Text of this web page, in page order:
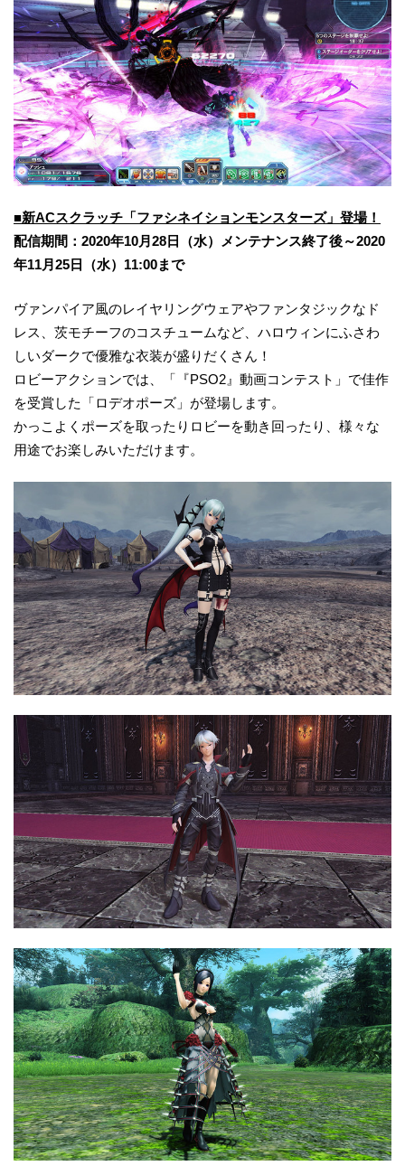
■新ACスクラッチ「ファシネイションモンスターズ」登場！
配信期間：2020年10月28日（水）メンテナンス終了後～2020
年11月25日（水）11:00まで
ヴァンパイア風のレイヤリングウェアやファンタジックなド
レス、茨モチーフのコスチュームなど、ハロウィンにふさわ
しいダークで優雅な衣装が盛りだくさん！
ロビーアクションでは、「『PSO2』動画コンテスト」で佳作
を受賞した「ロデオポーズ」が登場します。
かっこよくポーズを取ったりロビーを動き回ったり、様々な
用途でお楽しみいただけます。